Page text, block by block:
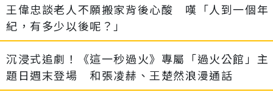
王偉忠談老人不願搬家背後心酸 嘆「人到一個年
紀，有多少以後呢？」
沉浸式追劇！《這一秒過火》專屬「過火公館」主
題日週末登場 和張凌赫、王楚然浪漫通話